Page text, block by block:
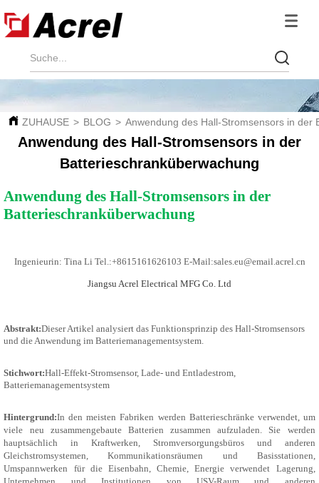
ZUHAUSE > BLOG > Anwendung des Hall-Stromsensors in der
Anwendung des Hall-Stromsensors in der
Batterieschranküberwachung